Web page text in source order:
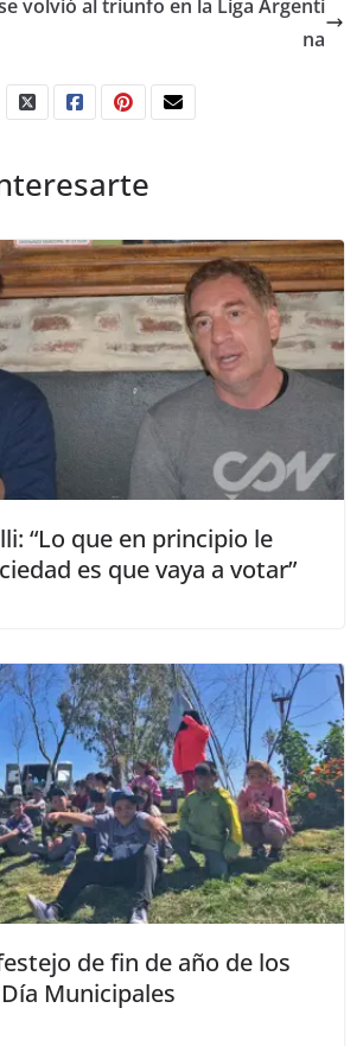
volvió al triunfo en la Liga Argenti
na
“Lo que en principio le
es que vaya a votar”
de fin de año de los
Municipales